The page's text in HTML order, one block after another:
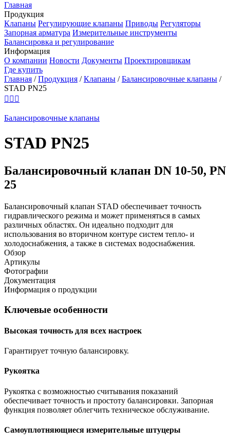
Главная
Продукция
Клапаны Регулирующие клапаны Приводы Регуляторы
Запорная арматура Измерительные инструменты
Балансировка и регулирование
Информация
О компании Новости Документы Проектировщикам
Где купить
Главная /Продукция /Клапаны /Балансировочные клапаны /
STAD PN25
  
Балансировочные клапаны
STAD PN25
Балансировочный клапан DN 10-50, PN
25
Балансировочный клапан STAD обеспечивает точность
гидравлического режима и может применяться в самых
различных областях. Он идеально подходит для
использования во вторичном контуре систем тепло- и
холодоснабжения, а также в системах водоснабжения.
Обзор
Артикулы
Фотографии
Документация
Информация о продукции
Ключевые особенности
Высокая точность для всех настроек
Гарантирует точную балансировку.
Рукоятка
Рукоятка с возможностью считывания показаний
обеспечивает точность и простоту балансировки. Запорная
функция позволяет облегчить техническое обслуживание.
Самоуплотняющиеся измерительные штуцеры